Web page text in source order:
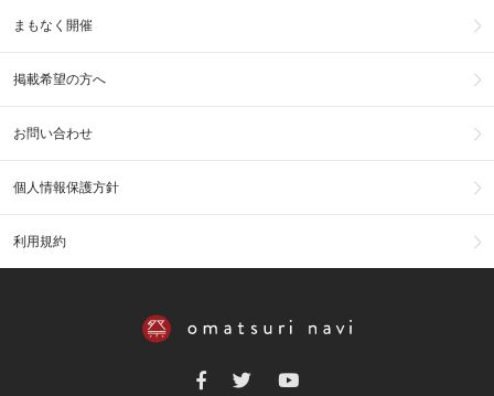
まもなく開催
掲載希望の方へ
お問い合わせ
個人情報保護方針
利用規約